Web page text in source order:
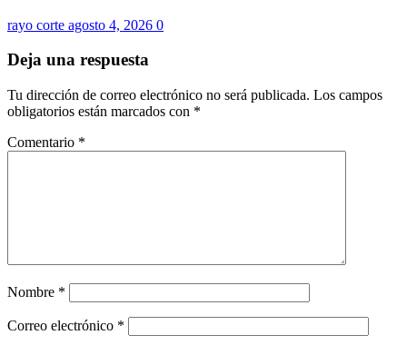
rayo corte agosto 4, 2026 0
Deja una respuesta
Tu dirección de correo electrónico no será publicada. Los campos
obligatorios están marcados con *
Comentario *
Nombre *
Correo electrónico *